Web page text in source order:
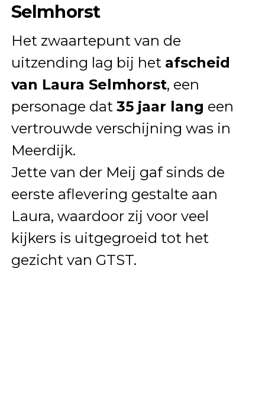
Selmhorst
Het zwaartepunt van de
uitzending lag bij het afscheid
van Laura Selmhorst, een
personage dat 35 jaar lang een
vertrouwde verschijning was in
Meerdijk.
Jette van der Meij gaf sinds de
eerste aflevering gestalte aan
Laura, waardoor zij voor veel
kijkers is uitgegroeid tot het
gezicht van GTST.